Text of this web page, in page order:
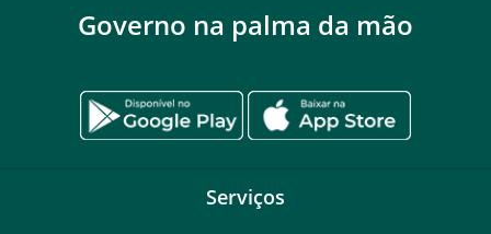
Governo na palma da mão
Serviços